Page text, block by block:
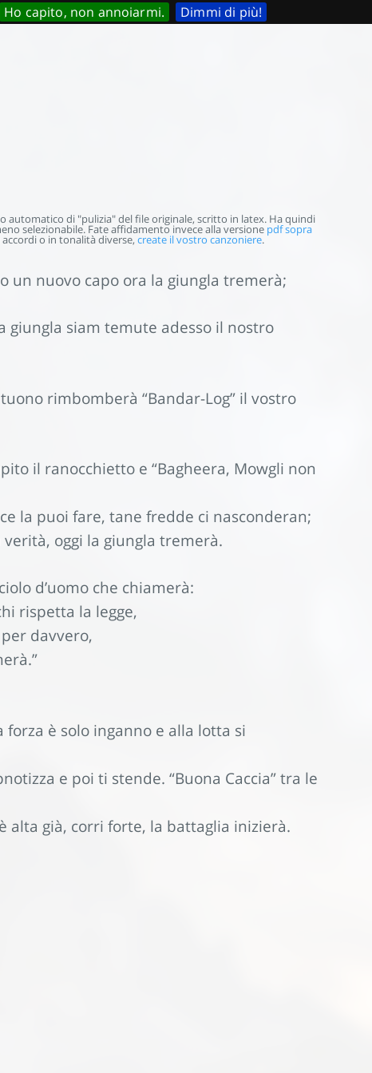
Ho capito, non annoiarmi. Dimmi di più!
di "pulizia" del file originale, scritto in latex. Ha quindi
selezionabile. Fate affidamento invece alla versione pdf sopra
o in tonalità diverse, create il vostro canzoniere.
nuovo capo ora la giungla tremerà;
giungla siam temute adesso il nostro
rimbomberà “Bandar-Log” il vostro
il ranocchietto e “Bagheera, Mowgli non
la puoi fare, tane fredde ci nasconderan;
verità, oggi la giungla tremerà.
d’uomo che chiamerà:
rispetta la legge,
davvero,
forza è solo inganno e alla lotta si
e poi ti stende. “Buona Caccia” tra le
alta già, corri forte, la battaglia inizierà.